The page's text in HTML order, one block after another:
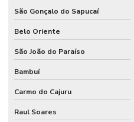
São Gonçalo do Sapucaí
Belo Oriente
São João do Paraíso
Bambuí
Carmo do Cajuru
Raul Soares